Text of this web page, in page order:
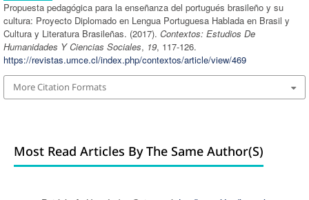
Propuesta pedagógica para la enseñanza del portugués brasileño y su
cultura: Proyecto Diplomado en Lengua Portuguesa Hablada en Brasil y
Cultura y Literatura Brasileñas. (2017). Contextos: Estudios De
Humanidades Y Ciencias Sociales, 19, 117-126.
https://revistas.umce.cl/index.php/contextos/article/view/469
More Citation Formats
Most Read Articles By The Same Author(s)